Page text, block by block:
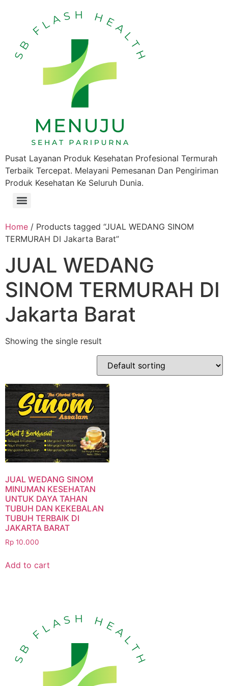
Pusat Layanan Produk Kesehatan Profesional Termurah
Terbaik Tercepat. Melayani Pemesanan Dan Pengiriman
Produk Kesehatan Ke Seluruh Dunia.
Home / Products tagged “JUAL WEDANG SINOM
TERMURAH DI Jakarta Barat”
JUAL WEDANG
SINOM TERMURAH DI
Jakarta Barat
Showing the single result
JUAL WEDANG SINOM
MINUMAN KESEHATAN
UNTUK DAYA TAHAN
TUBUH DAN KEKEBALAN
TUBUH TERBAIK DI
JAKARTA BARAT
Rp 10.000
Add to cart